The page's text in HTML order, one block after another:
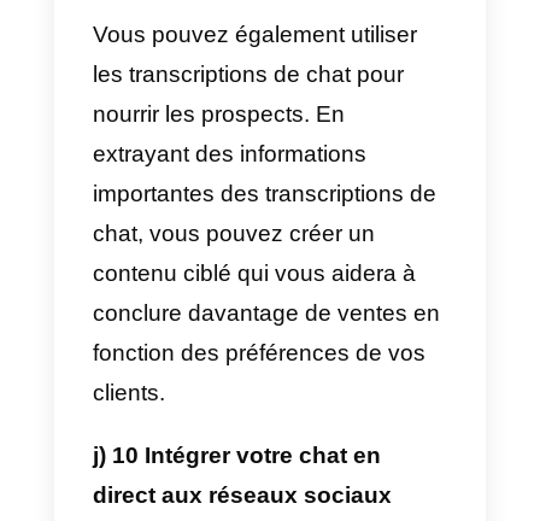
Cela permet d’améliorer
l’ensemble de l’expérience client
et de rendre le processus d’achat
beaucoup plus fluide.
g) Connectez-vous avec les
visiteurs qui abandonnent le
panier.
L’une des parties les plus
cruciales de vos ventes est le